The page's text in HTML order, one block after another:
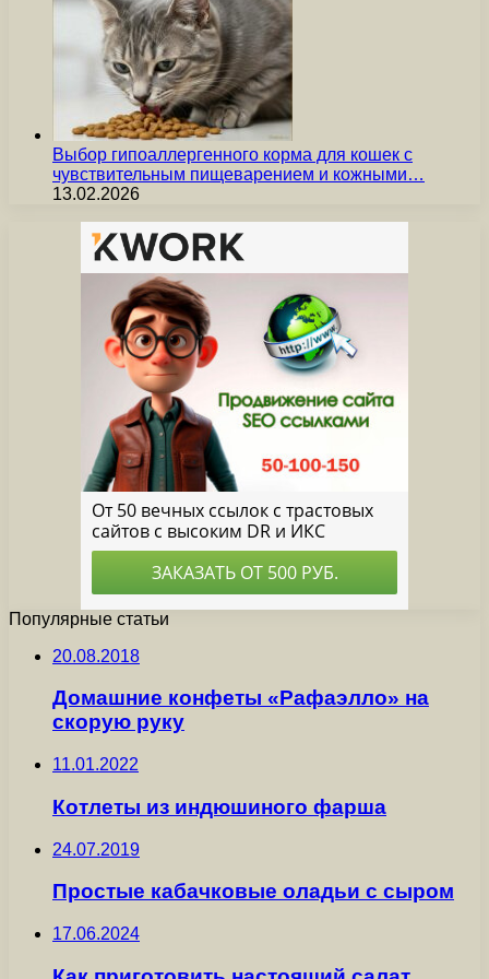
Выбор гипоаллергенного корма для кошек с
чувствительным пищеварением и кожными…
13.02.2026
Популярные статьи
20.08.2018
Домашние конфеты «Рафаэлло» на
скорую руку
11.01.2022
Котлеты из индюшиного фарша
24.07.2019
Простые кабачковые оладьи с сыром
17.06.2024